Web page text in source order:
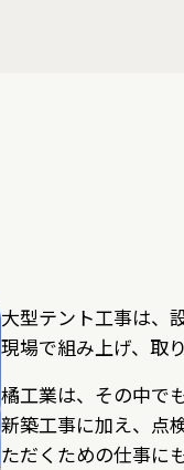
大型テント工事は、
現場で組み上げ、取
橘工業は、その中で
新築工事に加え、点
ただくための仕事に